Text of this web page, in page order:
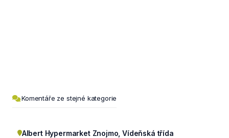
Komentáře ze stejné kategorie
Albert Hypermarket Znojmo, Vídeňská třída